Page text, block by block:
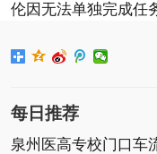
伦因无法单独完成任
每日推荐